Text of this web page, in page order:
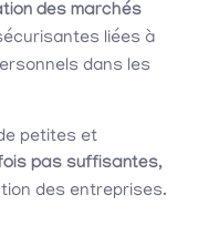
des marchés
liées à
dans les
petites et
pas suffisantes,
des entreprises.